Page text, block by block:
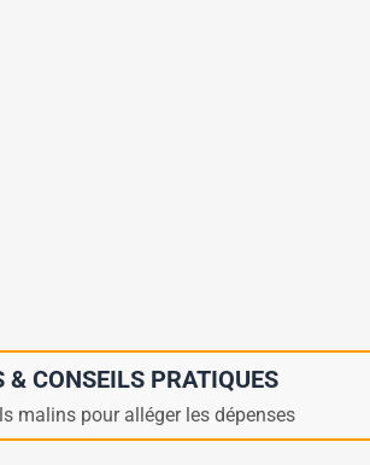
& CONSEILS PRATIQUES
malins pour alléger les dépenses